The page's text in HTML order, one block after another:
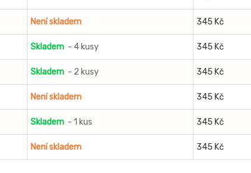
Není skladem 345 Kč
Skladem - 4 kusy 345 Kč
Skladem - 2 kusy 345 Kč
Není skladem 345 Kč
Skladem - 1 kus 345 Kč
Není skladem 345 Kč